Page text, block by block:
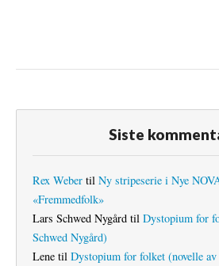
Siste
Rex Weber til Ny stripeserie i Nye
«Fremmedfolk»
Lars Schwed Nygård til Dystopium for
Schwed Nygård)
Lene til Dystopium for folket (novelle